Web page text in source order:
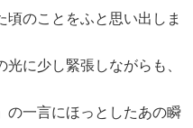
頃のことをふと思い出しま
光に少し緊張しながらも、
の一言にほっとしたあの瞬